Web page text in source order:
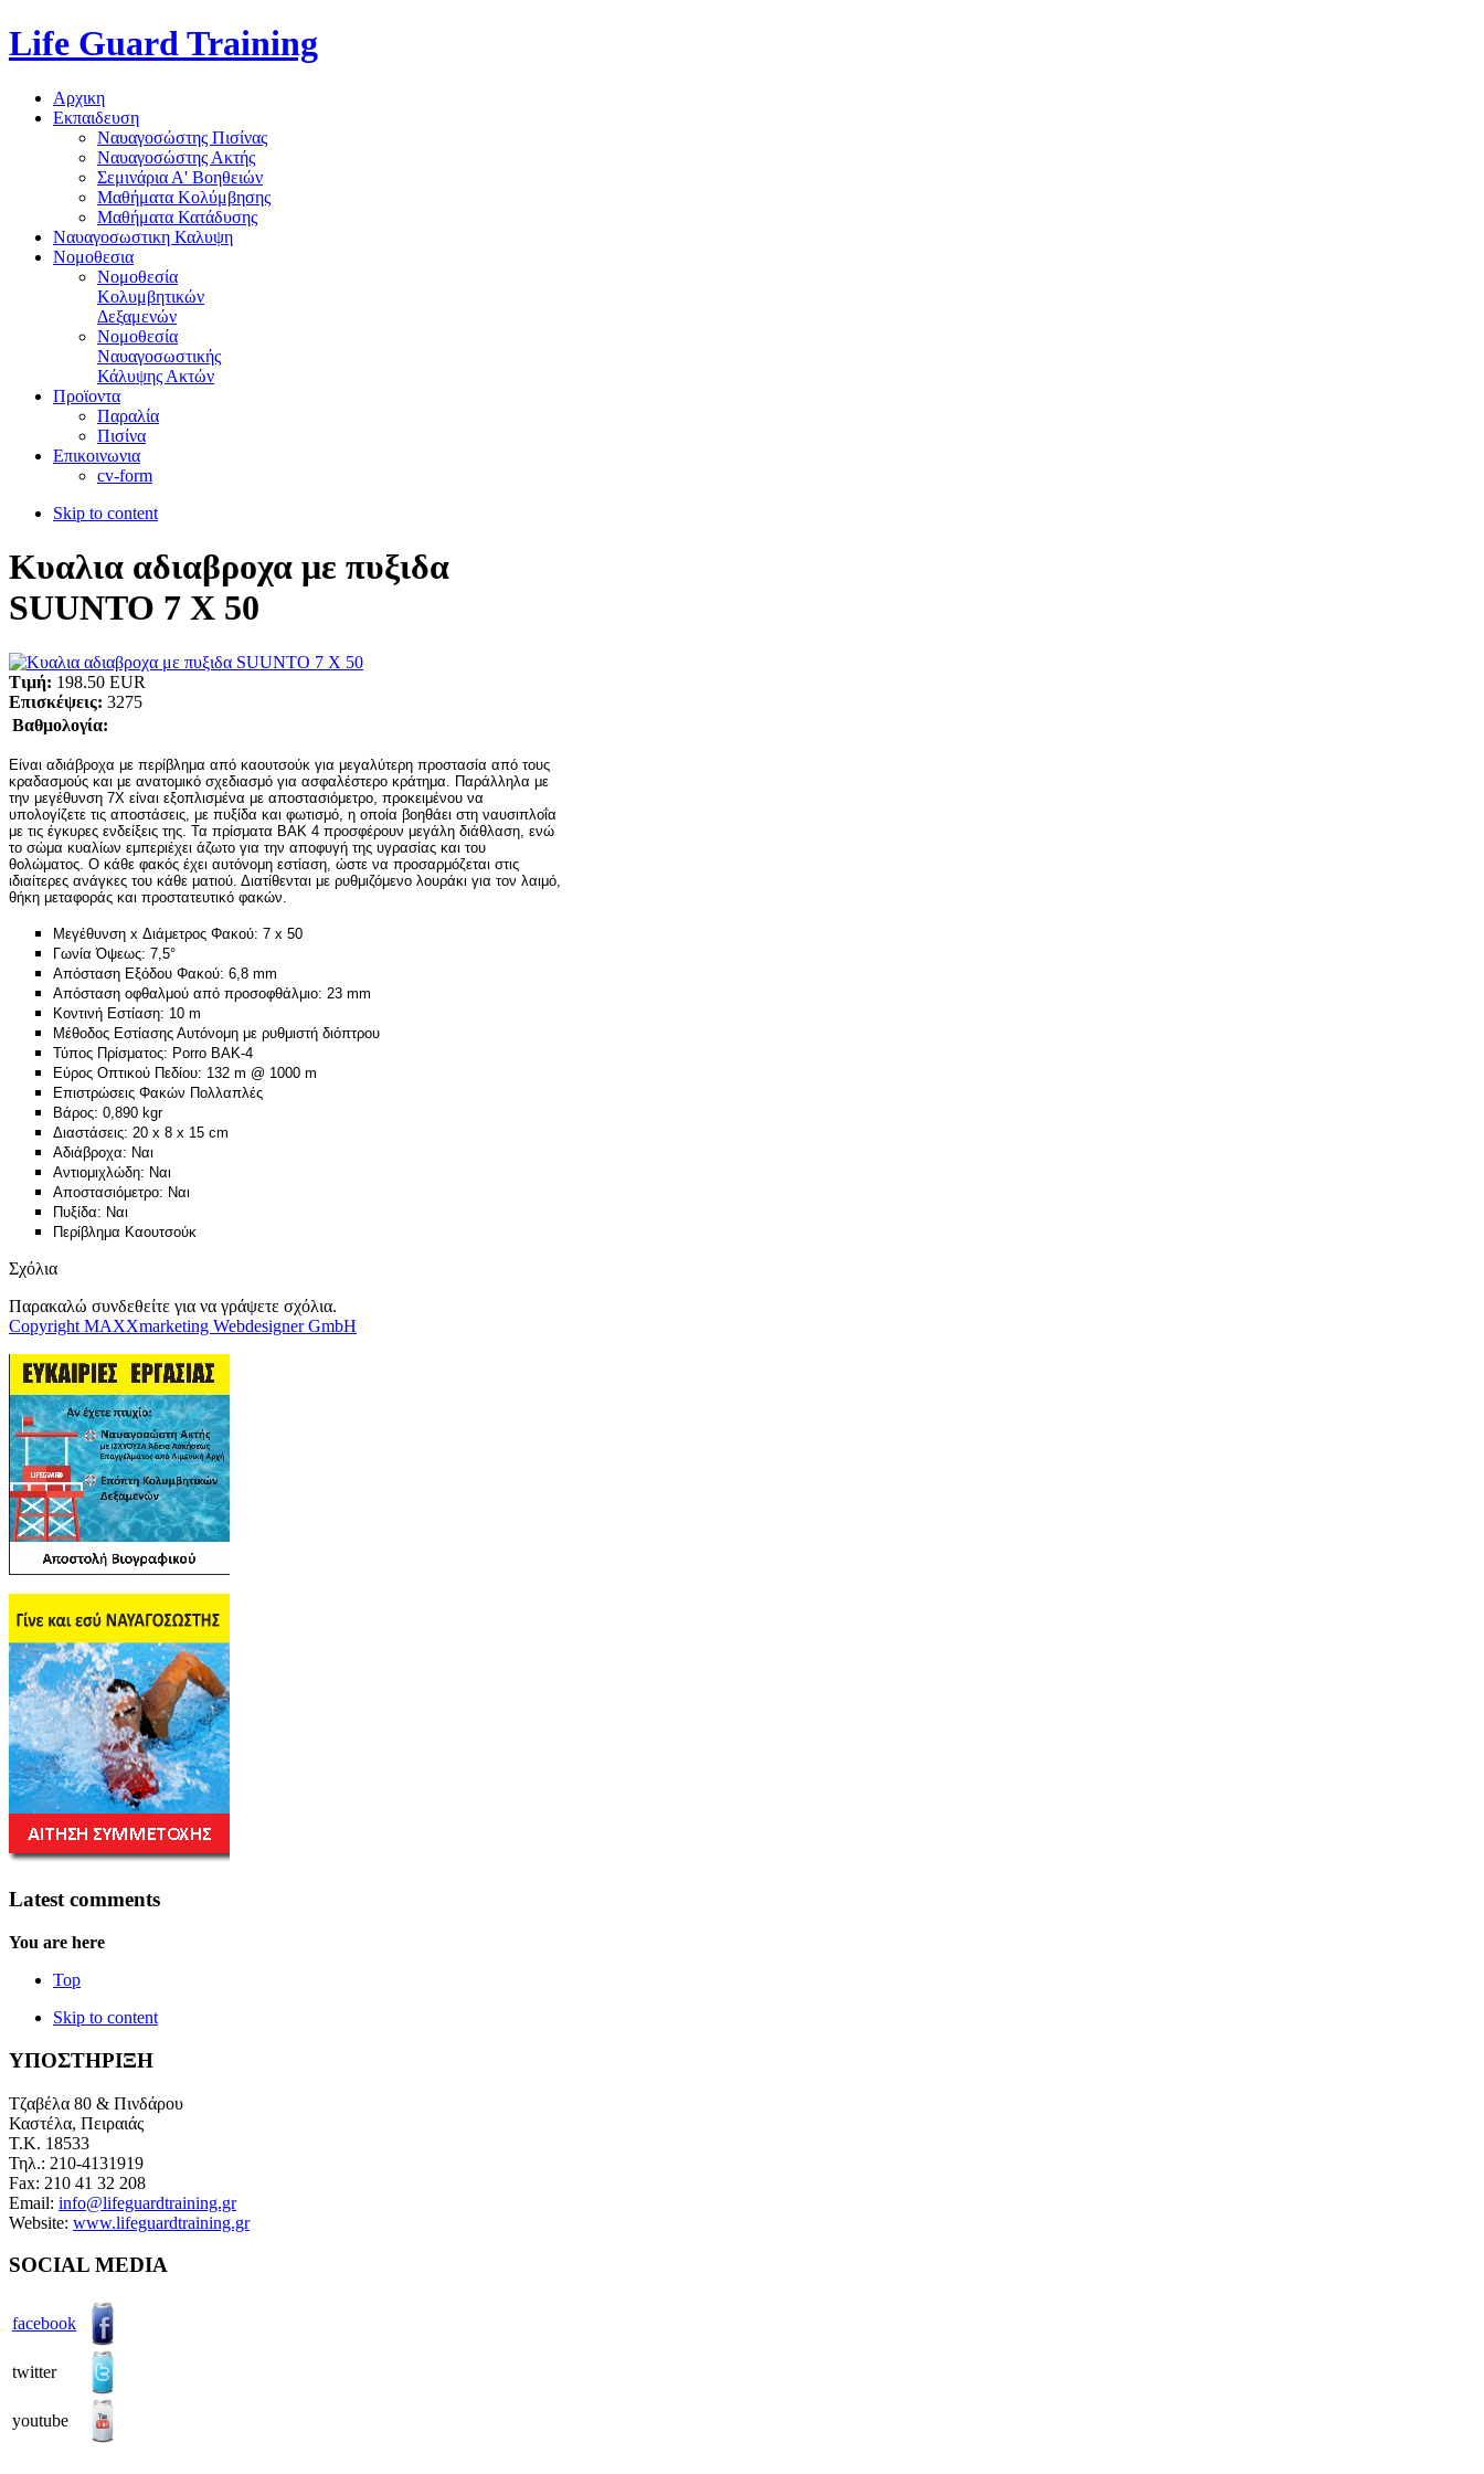
Life Guard Training
Αρχικη
Εκπαιδευση
Ναυαγοσώστης Πισίνας
Ναυαγοσώστης Ακτής
Σεμινάρια Α' Βοηθειών
Μαθήματα Κολύμβησης
Μαθήματα Κατάδυσης
Ναυαγοσωστικη Καλυψη
Νομοθεσια
Νομοθεσία
Κολυμβητικών
Δεξαμενών
Νομοθεσία
Ναυαγοσωστικής
Κάλυψης Ακτών
Προϊοντα
Παραλία
Πισίνα
Επικοινωνια
cv-form
Skip to content
Κυαλια αδιαβροχα με πυξιδα
SUUNTO 7 X 50
Τιμή: 198.50 EUR
Επισκέψεις: 3275
Βαθμολογία:
Είναι αδιάβροχα με περίβλημα από καουτσούκ για μεγαλύτερη προστασία από τους
κραδασμούς και με ανατομικό σχεδιασμό για ασφαλέστερο κράτημα. Παράλληλα με
την μεγέθυνση 7Χ είναι εξοπλισμένα με αποστασιόμετρο, προκειμένου να
υπολογίζετε τις αποστάσεις, με πυξίδα και φωτισμό, η οποία βοηθάει στη ναυσιπλοΐα
με τις έγκυρες ενδείξεις της. Τα πρίσματα ΒΑΚ 4 προσφέρουν μεγάλη διάθλαση, ενώ
το σώμα κυαλίων εμπεριέχει άζωτο για την αποφυγή της υγρασίας και του
θολώματος. Ο κάθε φακός έχει αυτόνομη εστίαση, ώστε να προσαρμόζεται στις
ιδιαίτερες ανάγκες του κάθε ματιού. Διατίθενται με ρυθμιζόμενο λουράκι για τον λαιμό,
θήκη μεταφοράς και προστατευτικό φακών.
Μεγέθυνση x Διάμετρος Φακού: 7 x 50
Γωνία Όψεως: 7,5°
Απόσταση Εξόδου Φακού: 6,8 mm
Απόσταση οφθαλμού από προσοφθάλμιο: 23 mm
Κοντινή Εστίαση: 10 m
Μέθοδος Εστίασης Αυτόνομη με ρυθμιστή διόπτρου
Τύπος Πρίσματος: Porro BAK-4
Εύρος Οπτικού Πεδίου: 132 m @ 1000 m
Επιστρώσεις Φακών Πολλαπλές
Βάρος: 0,890 kgr
Διαστάσεις: 20 x 8 x 15 cm
Αδιάβροχα: Ναι
Αντιομιχλώδη: Ναι
Αποστασιόμετρο: Ναι
Πυξίδα: Ναι
Περίβλημα Καουτσούκ
Σχόλια
Παρακαλώ συνδεθείτε για να γράψετε σχόλια.
Copyright MAXXmarketing Webdesigner GmbH
Latest comments
You are here
Top
Skip to content
ΥΠΟΣΤΗΡΙΞΗ
Τζαβέλα 80 & Πινδάρου
Καστέλα, Πειραιάς
Τ.Κ. 18533
Τηλ.: 210-4131919
Fax: 210 41 32 208
Email: info@lifeguardtraining.gr
Website: www.lifeguardtraining.gr
SOCIAL MEDIA
facebook
twitter
youtube